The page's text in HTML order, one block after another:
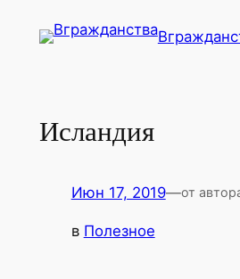
Исландия
Июн 17, 2019—от
в Полезное